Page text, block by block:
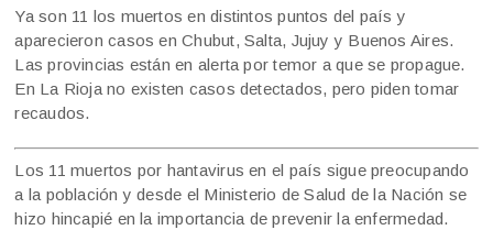
Ya son 11 los muertos en distintos puntos del país y
aparecieron casos en Chubut, Salta, Jujuy y Buenos Aires.
Las provincias están en alerta por temor a que se propague.
En La Rioja no existen casos detectados, pero piden tomar
recaudos.
Los 11 muertos por hantavirus en el país sigue preocupando
a la población y desde el Ministerio de Salud de la Nación se
hizo hincapié en la importancia de prevenir la enfermedad.